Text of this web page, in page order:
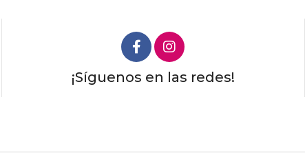
¡Síguenos en las redes!